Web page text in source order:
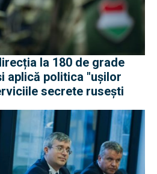
la 180 de grade
aplică politica "ușilor
secrete rusești